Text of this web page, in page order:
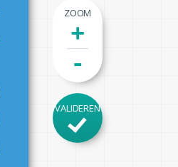
ZOOM
+
-
VALIDEREN